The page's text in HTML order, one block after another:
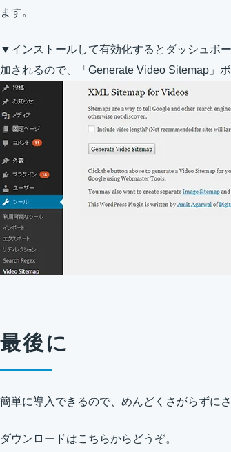
ます。
▼インストールして有効化するとダッシュボ
加されるので、「Generate Video Sitemap」ボ
最後に
簡単に導入できるので、めんどくさがらずに
ダウンロードはこちらからどうぞ。